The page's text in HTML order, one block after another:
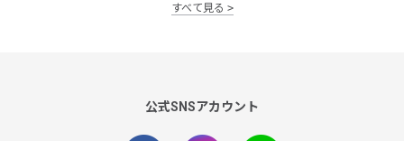
すべて見る
公式SNSアカウント